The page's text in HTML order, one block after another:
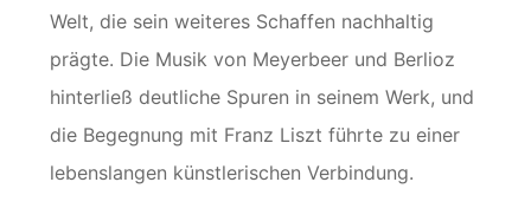
Welt, die sein weiteres Schaffen nachhaltig
prägte. Die Musik von Meyerbeer und Berlioz
hinterließ deutliche Spuren in seinem Werk, und
die Begegnung mit Franz Liszt führte zu einer
lebenslangen künstlerischen Verbindung.